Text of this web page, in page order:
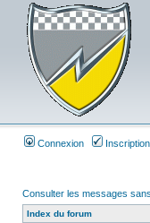
Connexion Inscription
Consulter les messages
Index du forum